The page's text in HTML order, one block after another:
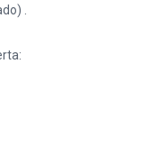
.